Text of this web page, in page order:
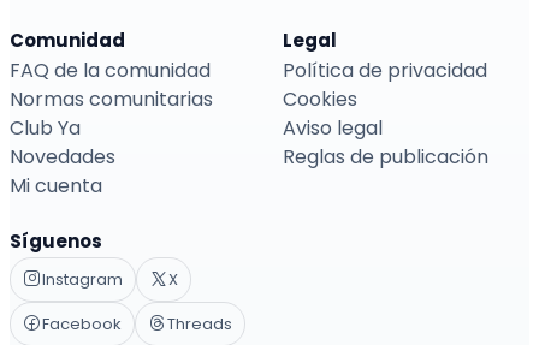
Comunidad
FAQ de la comunidad
Normas comunitarias
Club Ya
Novedades
Mi cuenta
Legal
Política de privacidad
Cookies
Aviso legal
Reglas de publicación
Síguenos
Instagram
X
Facebook
Threads